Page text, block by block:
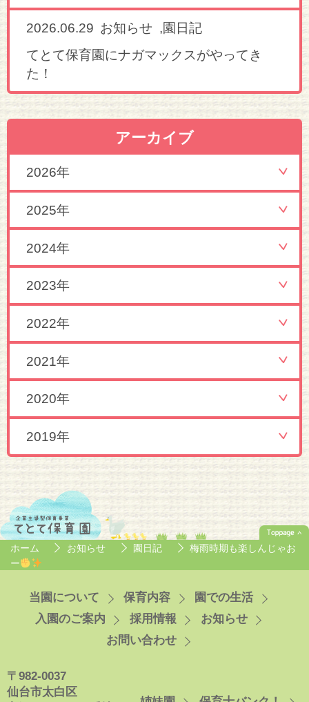
2026.06.29 お知らせ ,園日記
てとて保育園にナガマックスがやってき
た！
アーカイブ
2026年
2025年
2024年
2023年
2022年
2021年
2020年
2019年
ホーム お知らせ 園日記
梅雨時期も楽しんじゃお
ー
当園について 保育内容
園での生活
入園のご案内
採用情報
お知らせ
お問い合わせ
〒982-0037
仙台市太白区